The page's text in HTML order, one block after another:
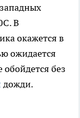
В
окажется в
ожидается
без
дожди.